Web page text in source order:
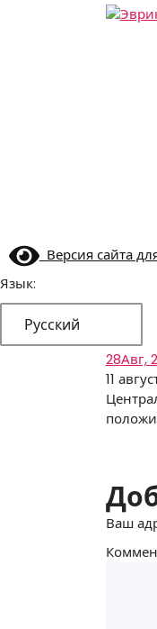
Версия сайта
Язык:
Русский
28Авг,
11
Ваш